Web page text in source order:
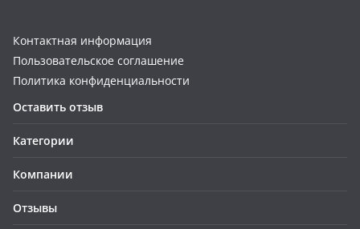
Контактная информация
Пользовательское соглашение
Политика конфиденциальности
Оставить отзыв
Категории
Компании
Отзывы